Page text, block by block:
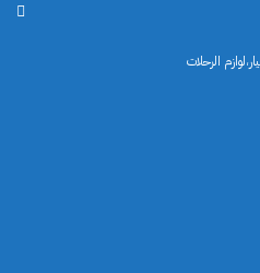
الرحلات